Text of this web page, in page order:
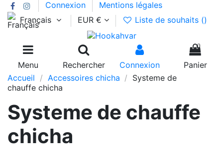
Connexion
Mentions légales
Français
EUR € Liste de souhaits ()
Menu Rechercher Connexion
0
Panier
Accueil
Accessoires chicha
Systeme de
chauffe chicha
Systeme de chauffe
chicha